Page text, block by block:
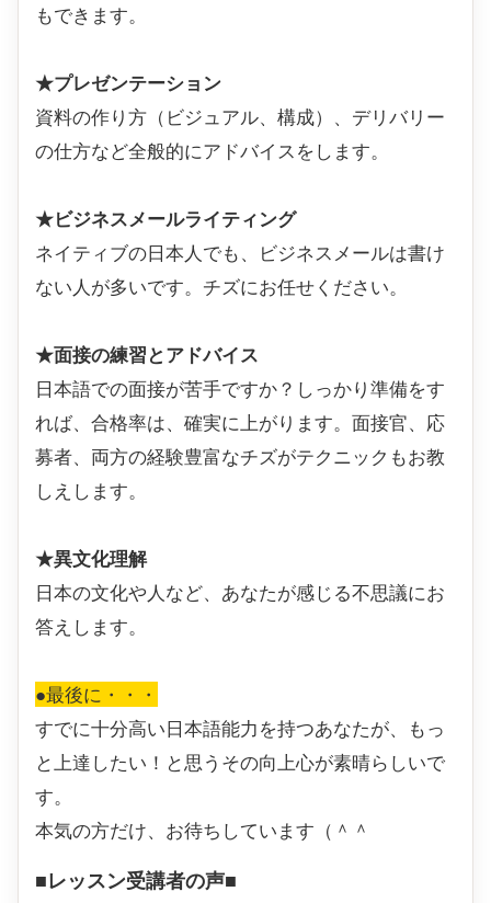
もできます。
★プレゼンテーション
資料の作り方（ビジュアル、構成）、デリバリー
の仕方など全般的にアドバイスをします。
★ビジネスメールライティング
ネイティブの日本人でも、ビジネスメールは書け
ない人が多いです。チズにお任せください。
★面接の練習とアドバイス
日本語での面接が苦手ですか？しっかり準備をす
れば、合格率は、確実に上がります。面接官、応
募者、両方の経験豊富なチズがテクニックもお教
しえします。
★異文化理解
日本の文化や人など、あなたが感じる不思議にお
答えします。
●最後に・・・
すでに十分高い日本語能力を持つあなたが、もっ
と上達したい！と思うその向上心が素晴らしいで
す。
本気の方だけ、お待ちしています（＾＾
■レッスン受講者の声■